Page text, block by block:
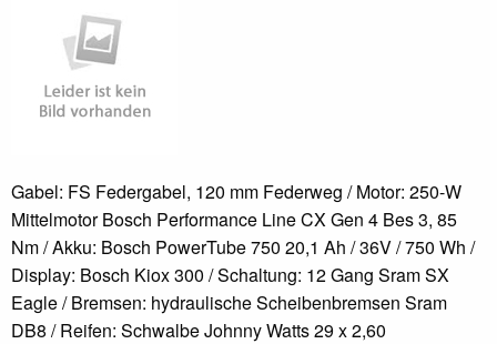
Gabel: FS Federgabel, 120 mm Federweg / Motor: 250-W
Mittelmotor Bosch Performance Line CX Gen 4 Bes 3, 85
Nm / Akku: Bosch PowerTube 750 20,1 Ah / 36V / 750 Wh /
Display: Bosch Kiox 300 / Schaltung: 12 Gang Sram SX
Eagle / Bremsen: hydraulische Scheibenbremsen Sram
DB8 / Reifen: Schwalbe Johnny Watts 29 x 2,60